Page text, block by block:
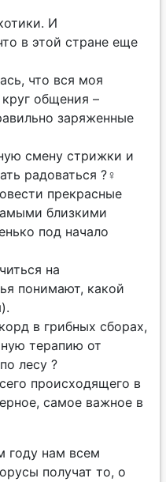
И
в этой стране еще
что вся моя
общения –
заряженные
смену стрижки и
радоваться ?‍♀️
прекрасные
близкими
под начало
на
понимают, какой
в грибных сборах,
терапию от
лесу ?
происходящего в
самое важное в
году нам всем
получат то, о